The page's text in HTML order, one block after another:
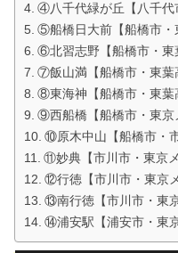
④八千代緑が丘【八千代
⑤船橋日大前【船橋市・
⑥北習志野【船橋市・東
⑦飯山満【船橋市・東葉
⑧東海神【船橋市・東葉
⑨西船橋【船橋市・東京
⑩原木中山【船橋市・
⑪妙典【市川市・東京メ
⑫行徳【市川市・東京
⑬南行徳【市川市・東
⑭浦安駅【浦安市・東